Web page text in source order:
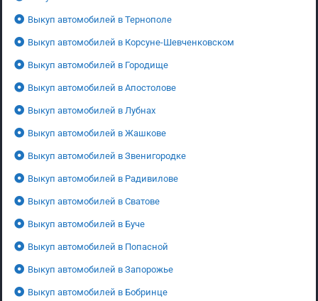
Выкуп автомобилей в Тернополе
Выкуп автомобилей в Корсуне-Шевченковском
Выкуп автомобилей в Городище
Выкуп автомобилей в Апостолове
Выкуп автомобилей в Лубнах
Выкуп автомобилей в Жашкове
Выкуп автомобилей в Звенигородке
Выкуп автомобилей в Радивилове
Выкуп автомобилей в Сватове
Выкуп автомобилей в Буче
Выкуп автомобилей в Попасной
Выкуп автомобилей в Запорожье
Выкуп автомобилей в Бобринце